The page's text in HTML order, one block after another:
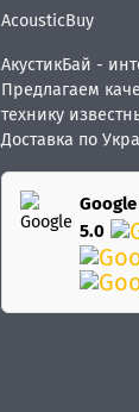
AcousticBuy
АкустикБай -
Предлагаем
технику
Доставка по
5.0